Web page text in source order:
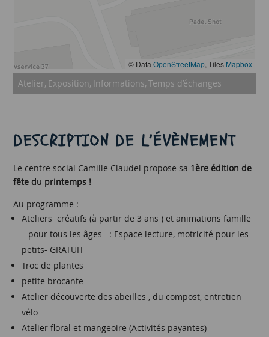
© Data OpenStreetMap, Tiles Mapbox
Atelier Exposition Informations Temps d’échanges
DESCRIPTION DE L’ÉVÈNEMENT
Le centre social Camille Claudel propose sa 1ère édition de
fête du printemps !
Au programme :
Ateliers créatifs (à partir de 3 ans ) et animations famille
– pour tous les âges : Espace lecture, motricité pour les
petits- GRATUIT
Troc de plantes
petite brocante
Atelier découverte des abeilles , du compost, entretien
vélo
Atelier floral et mangeoire (Activités payantes)